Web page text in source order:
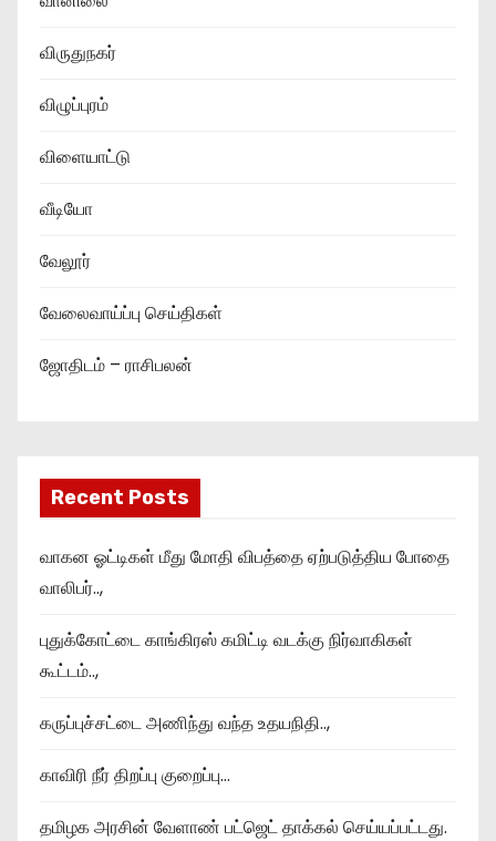
விருதுநகர்
விழுப்புரம்
விளையாட்டு
வீடியோ
வேலூர்
வேலைவாய்ப்பு செய்திகள்
ஜோதிடம் – ராசிபலன்
Recent Posts
வாகன ஓட்டிகள் மீது மோதி விபத்தை ஏற்படுத்திய போதை
வாலிபர்..,
புதுக்கோட்டை காங்கிரஸ் கமிட்டி வடக்கு நிர்வாகிகள்
கூட்டம்..,
கருப்புச்சட்டை அணிந்து வந்த உதயநிதி..,
காவிரி நீர் திறப்பு குறைப்பு…
தமிழக அரசின் வேளாண் பட்ஜெட் தாக்கல் செய்யப்பட்டது.